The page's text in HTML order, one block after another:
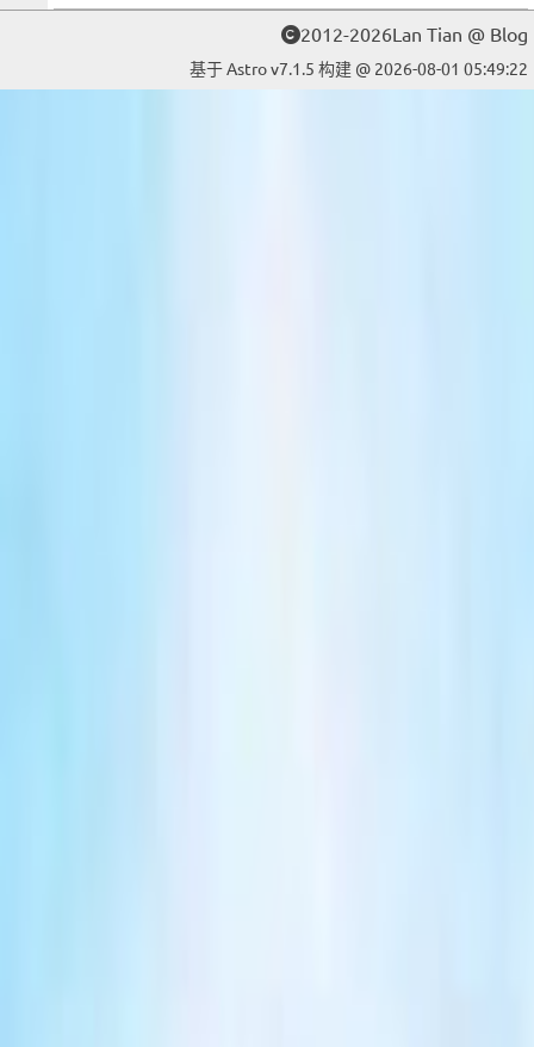
2012-2026Lan Tian @ Blog
基于 Astro v7.1.5 构建 @ 2026-08-01 05:49:22